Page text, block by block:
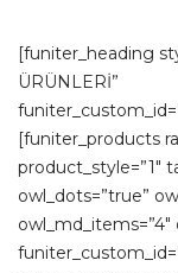
[funiter_heading
ÜRÜNLERİ”
[funiter_products
product_style=”1″
owl_dots=”true”
owl_md_items=”4″